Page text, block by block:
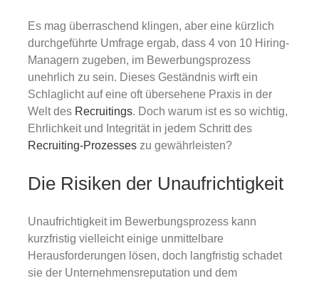
Es mag überraschend klingen, aber eine kürzlich
durchgeführte Umfrage ergab, dass 4 von 10 Hiring-
Managern zugeben, im Bewerbungsprozess
unehrlich zu sein. Dieses Geständnis wirft ein
Schlaglicht auf eine oft übersehene Praxis in der
Welt des Recruitings. Doch warum ist es so wichtig,
Ehrlichkeit und Integrität in jedem Schritt des
Recruiting-Prozesseszu gewährleisten?
Die Risiken der Unaufrichtigkeit
Unaufrichtigkeit im Bewerbungsprozess kann
kurzfristig vielleicht einige unmittelbare
Herausforderungen lösen, doch langfristig schadet
sie der Unternehmensreputation und dem